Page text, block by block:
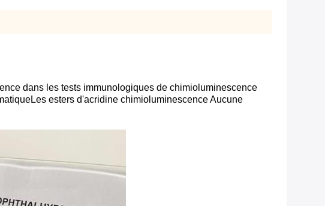
dans les tests immunologiques de chimioluminescence
esters d'acridine chimioluminescence Aucune